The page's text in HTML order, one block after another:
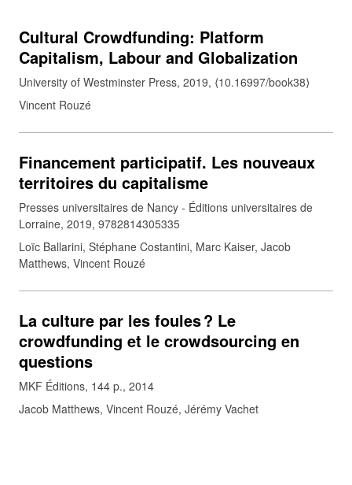
Cultural Crowdfunding: Platform
Capitalism, Labour and Globalization
University of Westminster Press, 2019, ⟨10.16997/book38⟩
Vincent Rouzé
Financement participatif. Les nouveaux
territoires du capitalisme
Presses universitaires de Nancy - Éditions universitaires de
Lorraine, 2019, 9782814305335
Loïc Ballarini, Stéphane Costantini, Marc Kaiser, Jacob
Matthews, Vincent Rouzé
La culture par les foules ? Le
crowdfunding et le crowdsourcing en
questions
MKF Éditions, 144 p., 2014
Jacob Matthews, Vincent Rouzé, Jérémy Vachet